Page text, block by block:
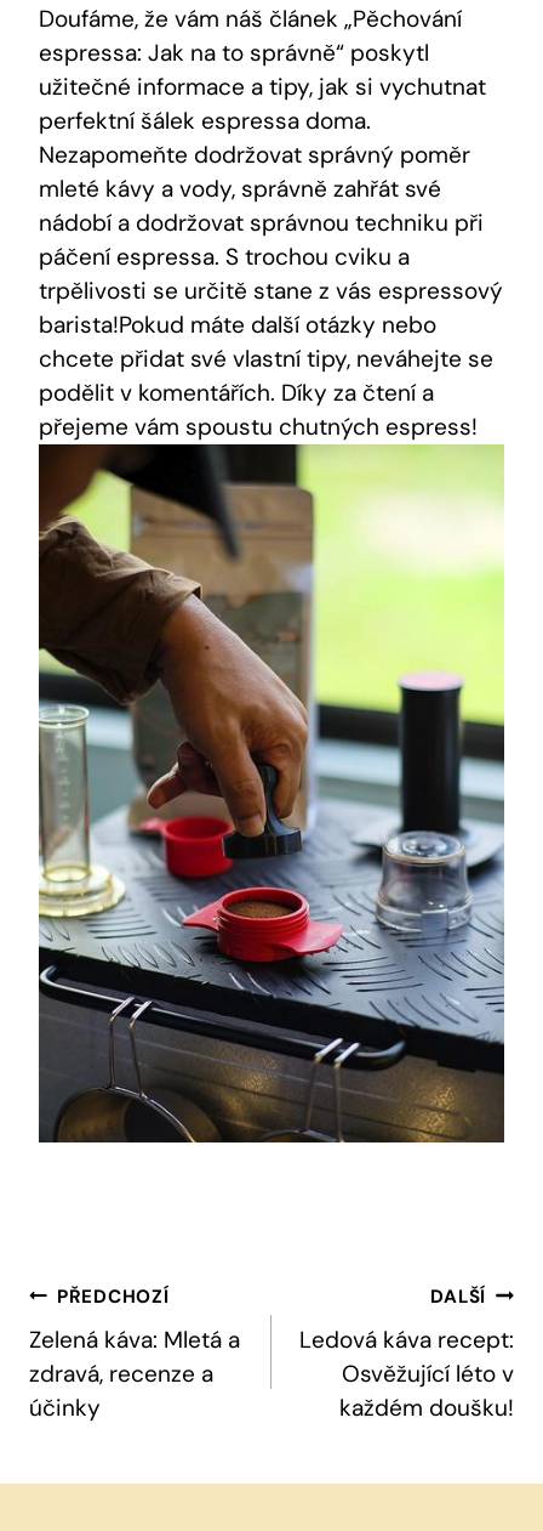
Doufáme, že vám náš článek „Pěchování
espressa: Jak na to správně“ poskytl
užitečné informace a tipy, jak si vychutnat
perfektní šálek espressa doma.
Nezapomeňte dodržovat správný poměr
mleté kávy a vody, správně zahřát své
nádobí a dodržovat správnou techniku při
páčení espressa. S trochou cviku a
trpělivosti se určitě stane z vás espressový
barista!Pokud máte další otázky nebo
chcete přidat své vlastní tipy, neváhejte se
podělit v komentářích. Díky za čtení a
přejeme vám spoustu chutných espress!
Navigace
Pro
Příspěvek
PŘEDCHOZÍ
Zelená káva: Mletá a
zdravá, recenze a
účinky
DALŠÍ
Ledová káva recept:
Osvěžující léto v
každém doušku!